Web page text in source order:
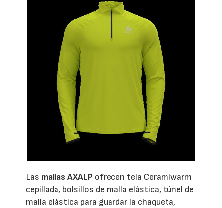
Las mallas AXALP ofrecen tela Ceramiwarm
cepillada, bolsillos de malla elástica, túnel de
malla elástica para guardar la chaqueta,